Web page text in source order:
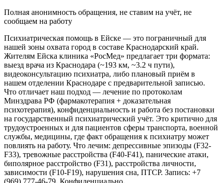
Полная анонимность обращения, не ставим на учёт, не
сообщаем на работу
Психиатрическая помощь в Ейске — это пограничный для
нашей зоны охвата город в составе Краснодарский край.
Жителям Ейска клиника «РосМед» предлагает три формата:
выезд врача из Краснодара (~193 км, ~3.2 ч пути),
видеоконсультацию психиатра, либо плановый приём в
нашем отделении Краснодаре с предварительной записью.
Что отличает наш подход — лечение по протоколам
Минздрава РФ (фармакотерапия + доказательная
психотерапия), конфиденциальность и работа без постановки
на государственный психиатрический учёт. Это критично для
трудоустроенных и для пациентов сферы транспорта, военной
службы, медицины, где факт обращения к психиатру может
повлиять на работу. Что лечим: депрессивные эпизоды (F32-
F33), тревожные расстройства (F40-F41), панические атаки,
биполярное расстройство (F31), расстройства личности,
зависимости (F10-F19), нарушения сна, ПТСР. Запись: +7
(969) 777-46-79. Конфиденциально.